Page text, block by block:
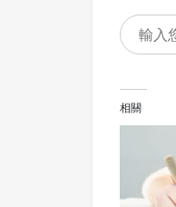
相關